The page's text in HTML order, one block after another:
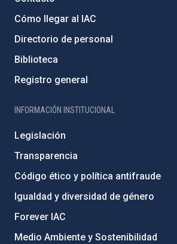
Cómo llegar al IAC
Directorio de personal
Biblioteca
Registro general
INFORMACIÓN INSTITUCIONAL
Legislación
Transparencia
Código ético y política antifraude
Igualdad y diversidad de género
Forever IAC
Medio Ambiente y Sostenibilidad